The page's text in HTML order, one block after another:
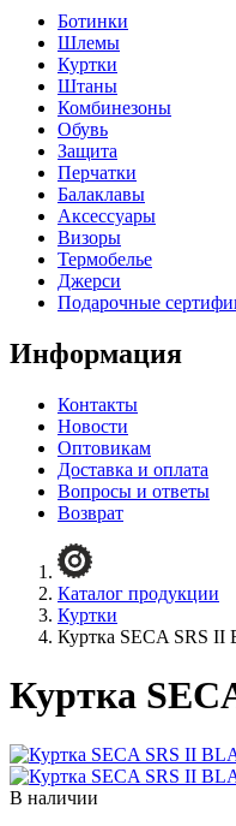
Ботинки
Шлемы
Куртки
Штаны
Комбинезоны
Обувь
Защита
Перчатки
Балаклавы
Аксессуары
Визоры
Термобелье
Джерси
Подарочные
Информация
Контакты
Новости
Оптовикам
Доставка и оплата
Вопросы и ответы
Возврат
Каталог продукции
Куртки
Куртка SECA SRS II
Куртка
В наличии